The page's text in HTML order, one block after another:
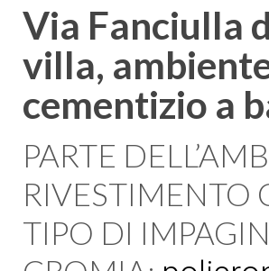
Via Fanciulla
villa,
cementizio a
PARTE
RIVESTIMENTO
TIPO DI